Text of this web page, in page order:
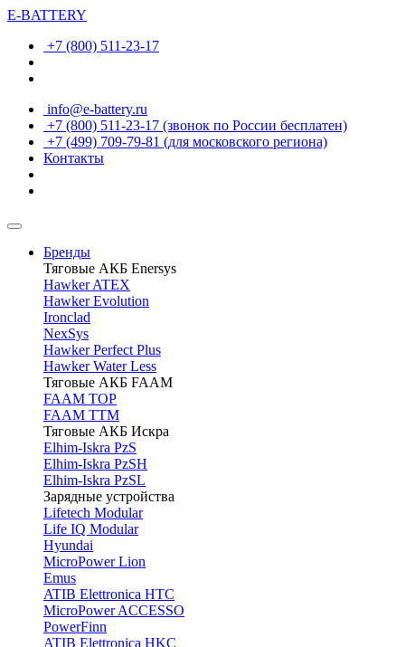
E-BATTERY
+7 (800) 511-23-17
info@e-battery.ru
+7 (800) 511-23-17 (звонок по России бесплатен)
+7 (499) 709-79-81 (для московского региона)
Контакты
Бренды
Тяговые АКБ Enersys
Hawker ATEX
Hawker Evolution
Ironclad
NexSys
Hawker Perfect Plus
Hawker Water Less
Тяговые АКБ FAAM
FAAM TOP
FAAM TTM
Тяговые АКБ Искра
Elhim-Iskra PzS
Elhim-Iskra PzSH
Elhim-Iskra PzSL
Зарядные устройства
Lifetech Modular
Life IQ Modular
Hyundai
MicroPower Lion
Emus
ATIB Elettronica HTC
MicroPower ACCESSO
PowerFinn
ATIB Elettronica HKC